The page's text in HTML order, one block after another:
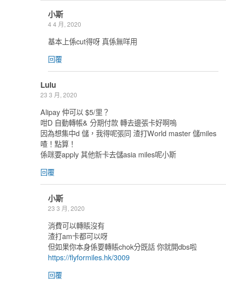
小斯
4 4 月, 2020
基本上係cut得呀 真係無咩用
回覆
Lulu
23 3 月, 2020
Alipay 仲可以 $5/里？
咁D 自動轉帳& 分期付款 轉去邊張卡好啊嗚
因為想集中d 儲，我得呢張同 渣打World master 儲miles
喳！點算！
係咪要apply 其他新卡去儲asia miles呢小斯
回覆
小斯
23 3 月, 2020
消費可以轉賬沒有
渣打am卡都可以呀
但如果你本身係要轉賬chok分既話 你就開dbs啦
https://flyformiles.hk/3009
回覆